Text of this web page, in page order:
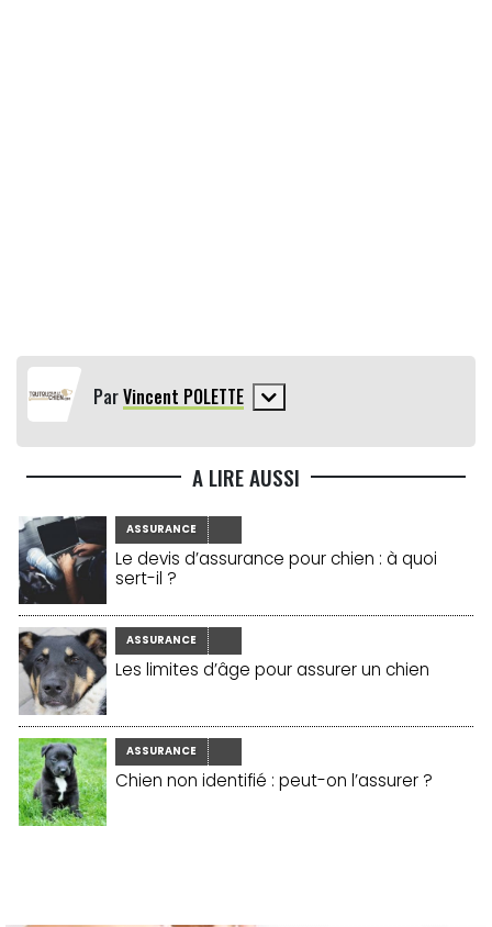
ParVincent POLETTE
A LIRE AUSSI
ASSURANCE
Le devis d’assurance pour chien : à quoi
sert-il ?
ASSURANCE
Les limites d’âge pour assurer un chien
ASSURANCE
Chien non identifié : peut-on l’assurer ?